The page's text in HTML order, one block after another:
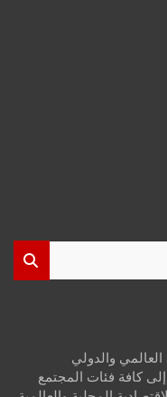
والدولي
كافة فئات المجتمع